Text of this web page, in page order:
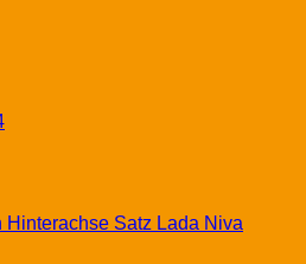
Hinterachse Satz Lada Niva